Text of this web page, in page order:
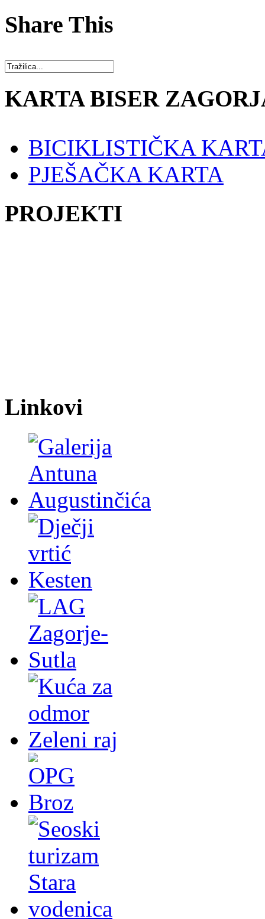
Share This
KARTA BISER
BICIKLISTIČKA
PJEŠAČKA KARTA
PROJEKTI
Linkovi